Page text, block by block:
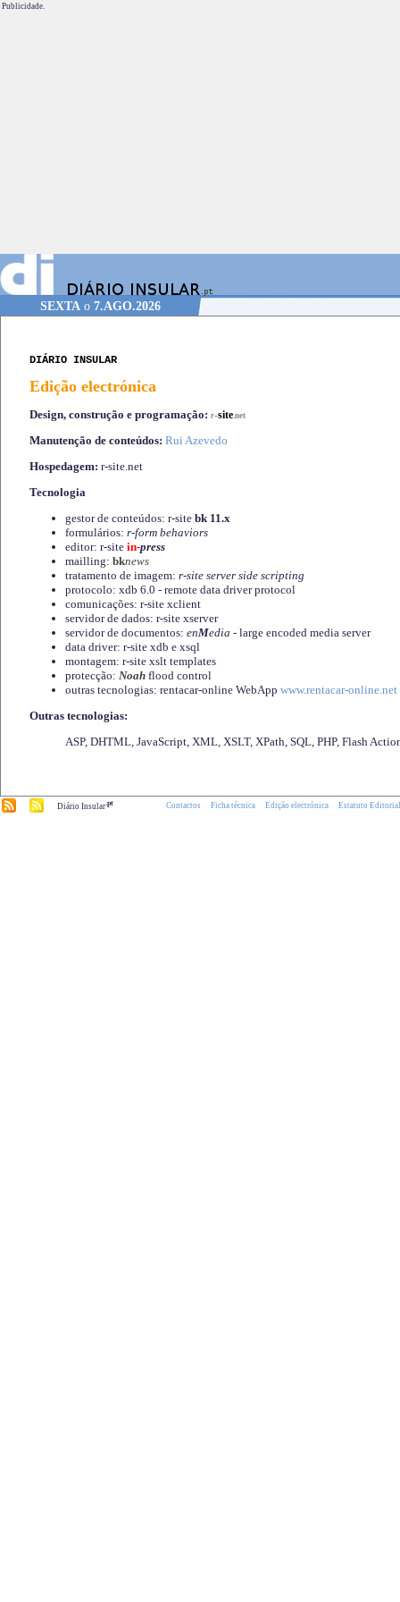
Publicidade.
SEXTA o 7.AGO.2026
DIÁRIO INSULAR
Edição electrónica
Design, construção e programação: r-site.net
Manutenção de conteúdos: Rui Azevedo
Hospedagem: r-site.net
Tecnologia
gestor de conteúdos: r-site bk 11.x
formulários: r-form behaviors
editor: r-site in-press
mailling: bknews
tratamento de imagem: r-site server side scripting
protocolo: xdb 6.0 - remote data driver protocol
comunicações: r-site xclient
servidor de dados: r-site xserver
servidor de documentos: enMedia - large encoded media server
data driver: r-site xdb e xsql
montagem: r-site xslt templates
protecção: Noah flood control
outras tecnologias: rentacar-online WebApp www.rentacar-online.net
Outras tecnologias:
ASP, DHTML, JavaScript, XML, XSLT, XPath, SQL, PHP, Flash
Diário Insular.pt Contactos Ficha técnica Edição electrónica Estatuto Editorial